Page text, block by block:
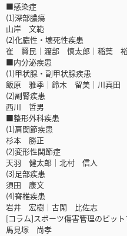
■感染症
(1)深部膿瘍
山岸 文範
(2)化膿性・壊死性疾患
崔 賢民│渡部 慎太郎│稲葉
■内分泌疾患
(1)甲状腺・副甲状腺疾患
飯原 雅季│鈴木 留美│川真田
(2)副腎疾患
西川 哲男
■整形外科疾患
(1)肩関節疾患
杉本 勝正
(2)変形性関節症
天羽 健太郎│北村 信人
(3)足部疾患
須田 康文
(4)脊椎疾患
岩井 宏樹│古閑 比佐志
[コラム]スポーツ傷害管理のピッ
馬見塚 尚孝